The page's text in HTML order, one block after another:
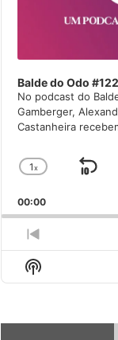
Balde do Odo
No podcast do
Gamberger,
Castanheira
Change
Rate
1x
00:00
Previous
Episode
Show
Podcast